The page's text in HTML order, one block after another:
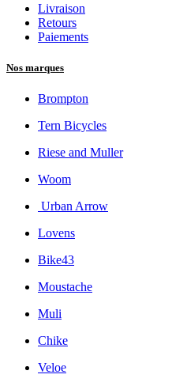
Livraison
Retours
Paiements
Nos marques
Brompton
Tern Bicycles
Riese and Muller
Woom
Urban Arrow
Lovens
Bike43
Moustache
Muli
Chike
Veloe